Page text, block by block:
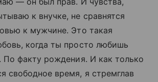
к внучке, не сравнятся
к мужчине. Это такая
когда ты просто любишь
По факту рождения. И как только
свободное время, я стремглав